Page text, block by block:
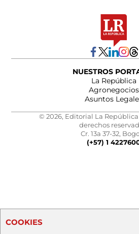
NUESTROS
La República
Agronegocios
Asuntos
© 2026, Editorial La República
derechos
Cr. 13a 37-32,
(+57) 1
COOKIES